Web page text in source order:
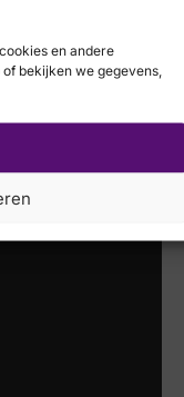
en andere
bekijken we gegevens,